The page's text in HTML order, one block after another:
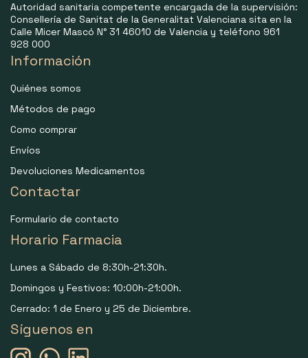
Autoridad sanitaria competente encargada de la supervisión:
Consellería de Sanitat de la Generalitat Valenciana sita en la
Calle Micer Mascó N° 31 46010 de Valencia y teléfono 961
928 000
Información
Quiénes somos
Métodos de pago
Como comprar
Envíos
Devoluciones Medicamentos
Contactar
Formulario de contacto
Horario Farmacia
Lunes a Sábado de 8:30h-21:30h.
Domingos y Festivos: 10:00h-21:00h.
Cerrado: 1 de Enero y 25 de Diciembre.
Síguenos en